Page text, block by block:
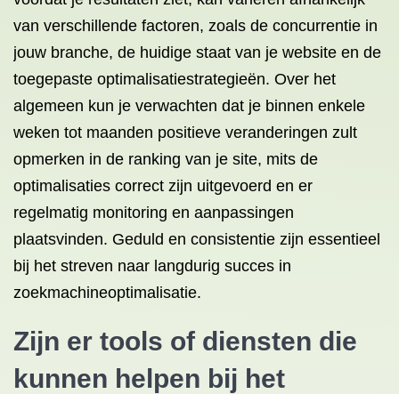
van verschillende factoren, zoals de concurrentie in
jouw branche, de huidige staat van je website en de
toegepaste optimalisatiestrategieën. Over het
algemeen kun je verwachten dat je binnen enkele
weken tot maanden positieve veranderingen zult
opmerken in de ranking van je site, mits de
optimalisaties correct zijn uitgevoerd en er
regelmatig monitoring en aanpassingen
plaatsvinden. Geduld en consistentie zijn essentieel
bij het streven naar langdurig succes in
zoekmachineoptimalisatie.
Zijn er tools of diensten die
kunnen helpen bij het